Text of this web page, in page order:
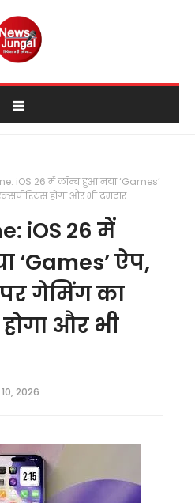
iOS 26 में लॉन्च हुआ नया ‘Games’
होगा और भी दमदार
iOS 26 में
‘Games’ ऐप,
गेमिंग का
और भी
2026